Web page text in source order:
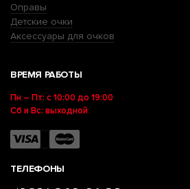
Оправы
Детские очки
Аксессуары для очков
ВРЕМЯ РАБОТЫ
Пн – Пт: с 10:00 до 19:00
Сб и Вс: выходной
ТЕЛЕФОНЫ